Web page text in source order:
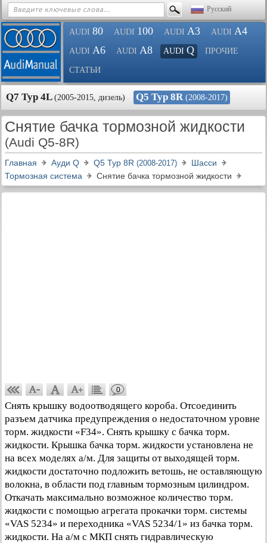
Русский
AUDI 80 AUDI 100 AUDI A3 AUDI A4
AUDI A6 AUDI A8 AUDI Q ПРОЧИЕ
СТАТЬИ
Q7 Typ 4L (2005-2015, дизель) Q5 Typ 8R (2008-2017)
Снятие бачка тормозной жидкости
(Audi Q5-8R)
Главная Ауди Q Q5 Typ 8R (2008-2017)
Шасси
Тормозная система
Снятие бачка тормозной жидкости
0
Снять крышку водоотводящего короба. Отсоединить
разъем датчика предупреждения о недостаточном уровне
торм. жидкости «F34». Снять крышку с бачка торм.
жидкости. Крышка бачка торм. жидкости установлена не
на всех моделях а/м. Для защиты от выходящей торм.
жидкости достаточно подложить ветошь, не оставляющую
волокна, в области под главным тормозным цилиндром.
Откачать максимально возможное количество торм.
жидкости с помощью агрегата прокачки торм. системы
«VAS 5234» и переходника «VAS 5234/1» из бачка торм.
жидкости. На а/м с МКП снять гидравлическую